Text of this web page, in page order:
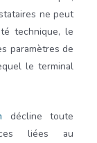
ne peut
technique, le
paramètres de
le terminal
décline toute
liées au